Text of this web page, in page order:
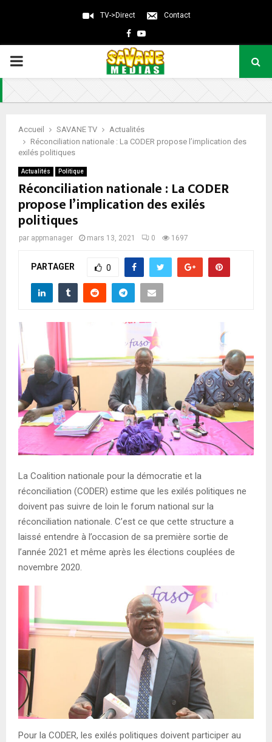
TV->Direct Contact
Facebook
Youtube
PRIMARY
MENU
Accueil SAVANE TV
Actualités
Réconciliation nationale : La CODER propose l’implication des
exilés politiques
Actualités Politique
Réconciliation nationale : La CODER
propose l’implication des exilés
politiques
par appmanager mars 13, 2021 0 1697
PARTAGER 0
La Coalition nationale pour la démocratie et la
réconciliation (CODER) estime que les exilés politiques ne
doivent pas suivre de loin le forum national sur la
réconciliation nationale. C’est ce que cette structure a
laissé entendre à l’occasion de sa première sortie de
l’année 2021 et même après les élections couplées de
novembre 2020.
Pour la CODER, les exilés politiques doivent participer au